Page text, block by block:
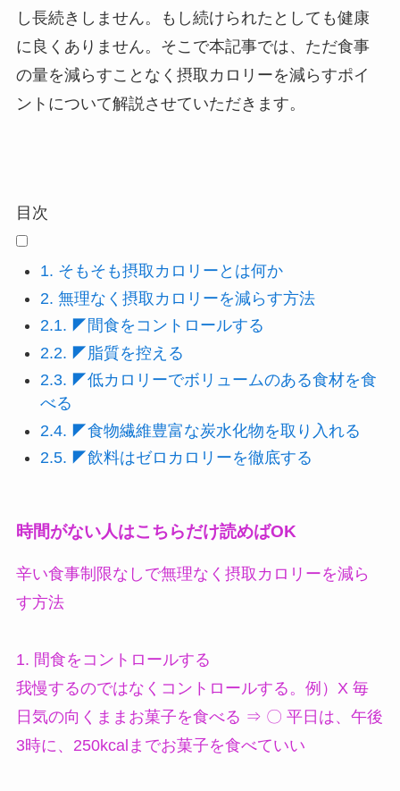
し長続きしません。もし続けられたとしても健康
に良くありません。そこで本記事では、ただ食事
の量を減らすことなく摂取カロリーを減らすポイ
ントについて解説させていただきます。
目次
1. そもそも摂取カロリーとは何か
2. 無理なく摂取カロリーを減らす方法
2.1. ◤間食をコントロールする
2.2. ◤脂質を控える
2.3. ◤低カロリーでボリュームのある食材を食
べる
2.4. ◤食物繊維豊富な炭水化物を取り入れる
2.5. ◤飲料はゼロカロリーを徹底する
時間がない人はこちらだけ読めばOK
辛い食事制限なしで無理なく摂取カロリーを減ら
す方法
1. 間食をコントロールする
我慢するのではなくコントロールする。例）X 毎
日気の向くままお菓子を食べる ⇒ 〇 平日は、午後
3時に、250kcalまでお菓子を食べていい